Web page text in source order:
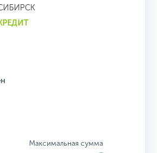
Максимальная сумма